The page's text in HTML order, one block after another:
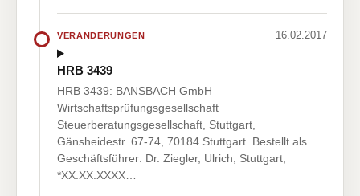
VERÄNDERUNGEN 16.02.2017
HRB 3439
HRB 3439: BANSBACH GmbH
Wirtschaftsprüfungsgesellschaft
Steuerberatungsgesellschaft, Stuttgart,
Gänsheidestr. 67-74, 70184 Stuttgart. Bestellt als
Geschäftsführer: Dr. Ziegler, Ulrich, Stuttgart,
*XX.XX.XXXX…